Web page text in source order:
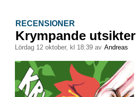
RECENSIONER
Krympande utsikter
lördag 12 oktober, kl 18:39 av Andreas